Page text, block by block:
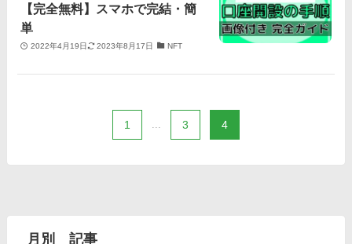
【完全無料】スマホで完結・簡
単
2022年4月19日 2023年8月17日 NFT
1 3 4
月別 記事